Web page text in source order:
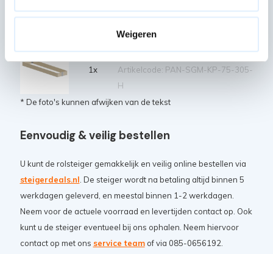
Weigeren
4x
platformhoogte
Artikelcode: PAN-SGM-STAB-42M
1x
Kantplank enkel 305 hout
Artikelcode: PAN-SGM-KP-75-305-
H
* De foto's kunnen afwijken van de tekst
Eenvoudig & veilig bestellen
U kunt de rolsteiger gemakkelijk en veilig online bestellen via
steigerdeals.nl . De steiger wordt na betaling altijd binnen 5
werkdagen geleverd, en meestal binnen 1-2 werkdagen.
Neem voor de actuele voorraad en levertijden contact op. Ook
kunt u de steiger eventueel bij ons ophalen. Neem hiervoor
contact op met ons service teamof via 085-0656192.